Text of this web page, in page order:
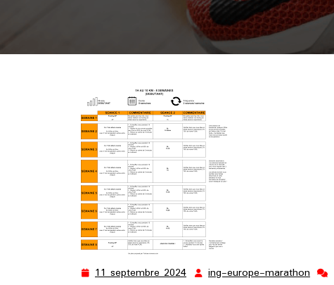
11 septembre 2024 11 ing-europe-marathon ing-